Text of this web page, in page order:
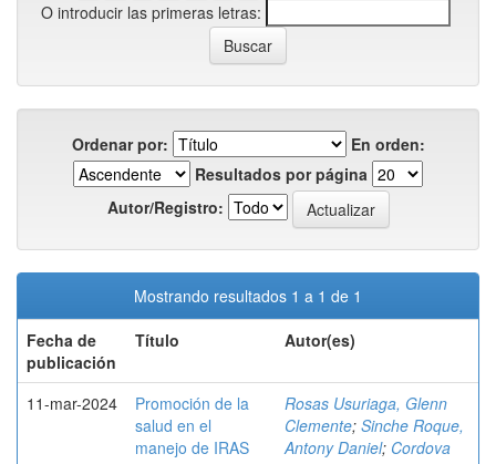
O introducir las primeras letras:
Ordenar por:
En orden:
Resultados por página
Autor/Registro:
Mostrando resultados 1 a 1 de 1
Fecha de
publicación
Título Autor(es)
11-mar-2024
Promoción de la
salud en el
manejo de IRAS
Rosas Usuriaga, Glenn
Clemente; Sinche Roque,
Antony Daniel; Cordova